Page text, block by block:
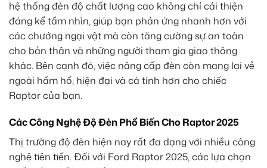
hệ thống đèn độ chất lượng cao không chỉ cải thiện
đáng kể tầm nhìn, giúp bạn phản ứng nhanh hơn với
các chướng ngại vật mà còn tăng cường sự an toàn
cho bản thân và những người tham gia giao thông
khác. Bên cạnh đó, việc nâng cấp đèn còn mang lại vẻ
ngoài hầm hố, hiện đại và cá tính hơn cho chiếc
Raptor của bạn.
Các Công Nghệ Độ Đèn Phổ Biến Cho Raptor 2025
Thị trường độ đèn hiện nay rất đa dạng với nhiều công
nghệ tiên tiến. Đối với Ford Raptor 2025, các lựa chọn